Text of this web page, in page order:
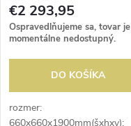
€2 293,95
Ospravedlňujeme sa, tovar je
momentálne nedostupný.
DO KOŠÍKA
rozmer:
660x660x1900mm(šxhxv);